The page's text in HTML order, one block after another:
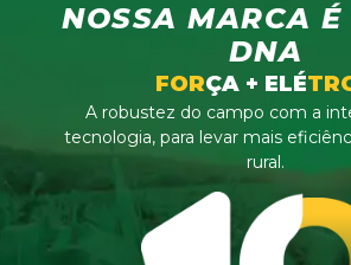
NOSSA MARCA É
DNA
FORÇA + ELÉ
A robustez do campo com a
tecnologia, para levar mais
rural.